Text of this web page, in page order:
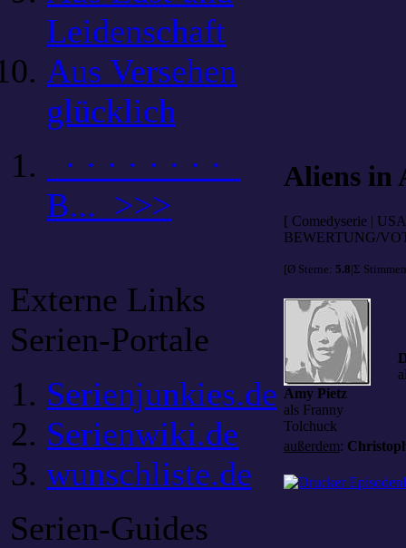
Leidenschaft
Aus Versehen
glücklich
· · · · · · · ·
B... >>>
Externe Links
Serien-Portale
Serienjunkies.de
Serienwiki.de
wunschliste.de
Serien-Guides
Aliens in
[ Comedyserie |
BEWERTUNG/
[Ø Sterne: 5.8|Σ
Amy Pietz
als Franny
Tolchuck
außerdem: